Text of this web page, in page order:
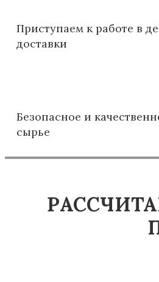
Приступаем к работе в
доставки
Безопасное и
сырье